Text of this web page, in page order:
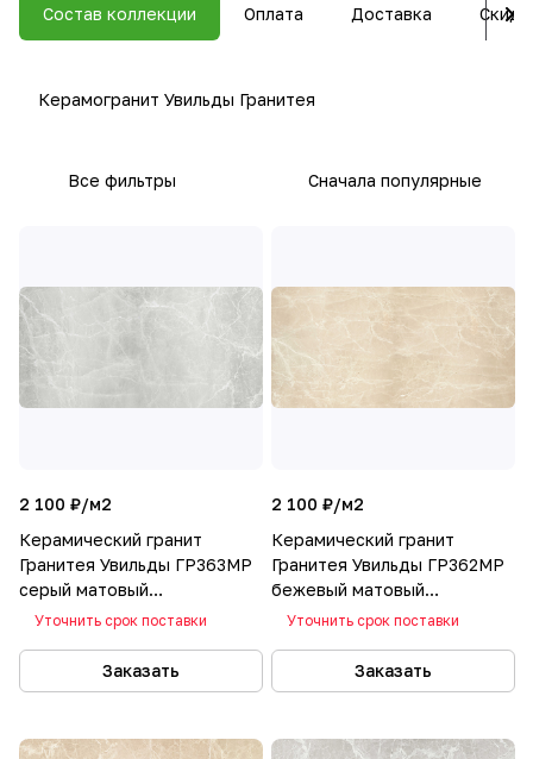
Состав коллекции Оплата Доставка
Керамогранит Увильды Гранитея
Все фильтры Сначала популярные
2 100 ₽/м2
Керамический гранит
Гранитея Увильды ГР363МР
серый матовый
1200х600x10
Уточнить срок поставки
Заказать
2 100 ₽/м2
Керамический гранит
Гранитея Увильды ГР362МР
бежевый матовый
1200х600x10
Уточнить срок поставки
Заказать